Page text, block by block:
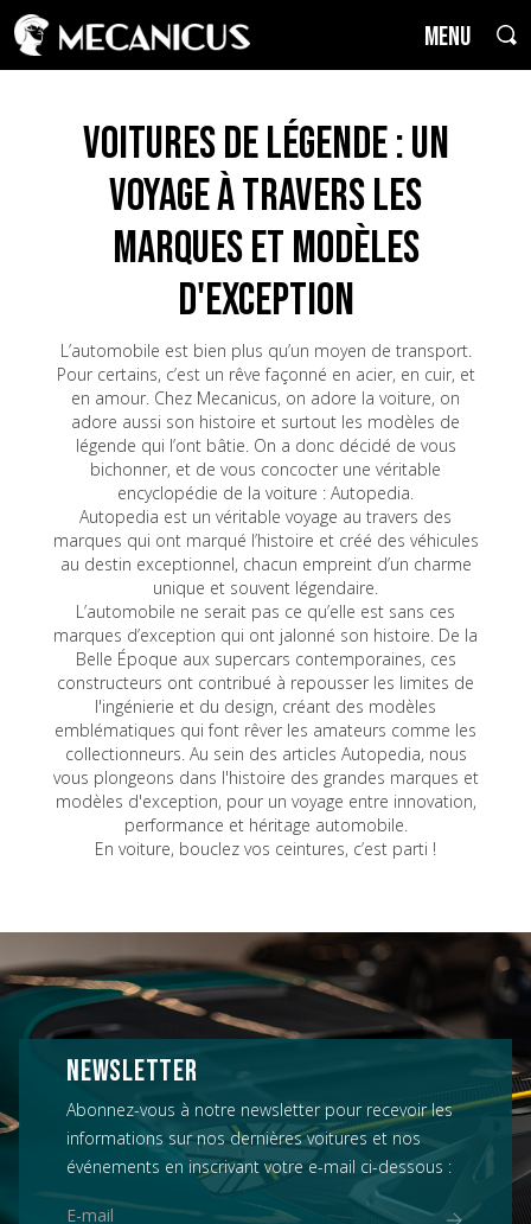
MENU
Voitures de Légende : un
voyage à travers les
marques et modèles
d'exception
L’automobile est bien plus qu’un moyen de transport.
Pour certains, c’est un rêve façonné en acier, en cuir, et
en amour. Chez Mecanicus, on adore la voiture, on
adore aussi son histoire et surtout les modèles de
légende qui l’ont bâtie. On a donc décidé de vous
bichonner, et de vous concocter une véritable
encyclopédie de la voiture : Autopedia.
Autopedia est un véritable voyage au travers des
marques qui ont marqué l’histoire et créé des véhicules
au destin exceptionnel, chacun empreint d’un charme
unique et souvent légendaire.
L’automobile ne serait pas ce qu’elle est sans ces
marques d’exception qui ont jalonné son histoire. De la
Belle Époque aux supercars contemporaines, ces
constructeurs ont contribué à repousser les limites de
l'ingénierie et du design, créant des modèles
emblématiques qui font rêver les amateurs comme les
collectionneurs. Au sein des articles Autopedia, nous
vous plongeons dans l'histoire des grandes marques et
modèles d'exception, pour un voyage entre innovation,
performance et héritage automobile.
En voiture, bouclez vos ceintures, c’est parti !
NEWSLETTER
Abonnez-vous à notre newsletter pour recevoir les
informations sur nos dernières voitures et nos
événements en inscrivant votre e-mail ci-dessous :